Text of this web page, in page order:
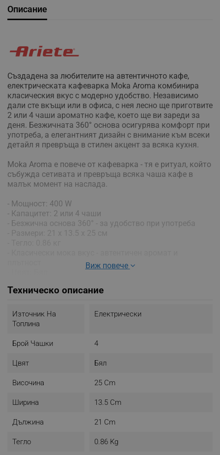
Описание
Създадена за любителите на автентичното кафе,
електрическата кафеварка Moka Aroma комбинира
класическия вкус с модерно удобство. Независимо
дали сте вкъщи или в офиса, с нея лесно ще приготвите
2 или 4 чаши ароматно кафе, което ще ви зареди за
деня. Безжичната 360° основа осигурява комфорт при
употреба, а елегантният дизайн с внимание към всеки
детайл я превръща в стилен акцент за всяка кухня.
Moka Aroma е повече от кафеварка - тя е ритуал, който
събужда сетивата и превръща всяка чаша кафе в
малък момент на наслада.
- Мощност: 400 W
- Капацитет: 2 или 4 чаши
- Безжична основа 360° - за удобство при употреба
Виж повече
Техническо описание
Източник На
Топлина
Електрически
Брой Чашки 4
Цвят Бял
Височина 25 Cm
Ширина 13.5 Cm
Дължина 21 Cm
Тегло 0.86 Kg